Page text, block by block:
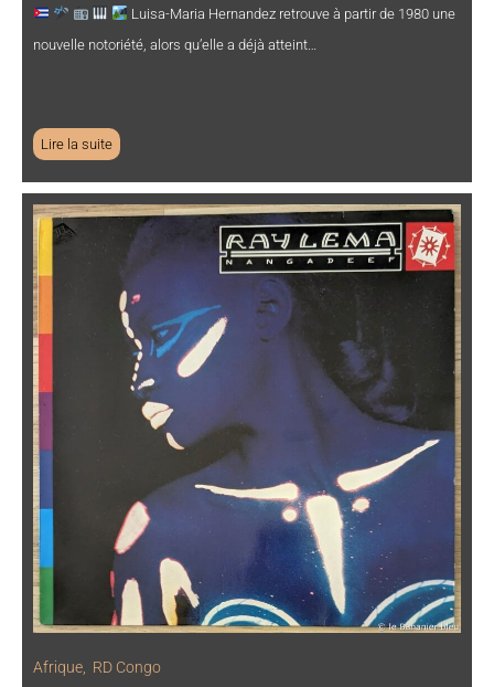
Luisa-Maria Hernandez retrouve à partir de 1980 une
nouvelle notoriété, alors qu’elle a déjà atteint…
Lire la suite
Afrique RD Congo